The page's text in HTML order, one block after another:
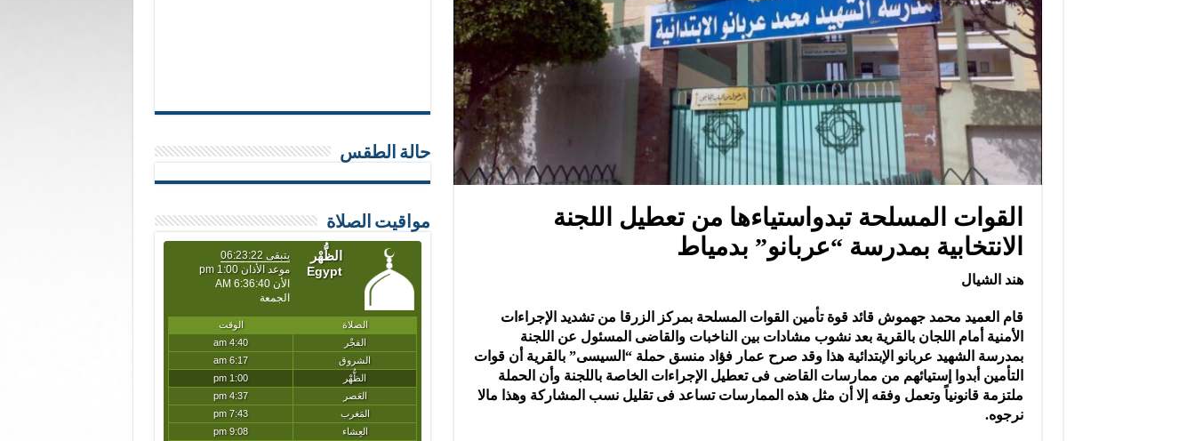
القوات المسلحة تبدواستياءها من تعطيل اللجنة
الانتخابية بمدرسة “عربانو” بدمياط
هند الشيال
قام العميد محمد جهموش قائد قوة تأمين القوات المسلحة بمركز الزرقا من تشديد الإجراءات
الأمنية أمام اللجان بالقرية بعد نشوب مشادات بين الناخبات والقاضى المسئول عن اللجنة
بمدرسة الشهيد عربانو الإبتدائية هذا وقد صرح عمار فؤاد منسق حملة “السيسى” بالقرية أن قوات
التأمين أبدوا إستيائهم من ممارسات القاضى فى تعطيل الإجراءات الخاصة باللجنة وأن الحملة
ملتزمة قانونياً وتعمل وفقه إلا أن مثل هذه الممارسات تساعد فى تقليل نسب المشاركة وهذا مالا
نرجوه.
حالة الطقس
مواقيت الصلاة